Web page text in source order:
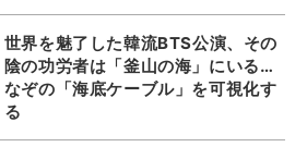
世界を魅了した韓流BTS公演、その
陰の功労者は「釜山の海」にいる…
なぞの「海底ケーブル」を可視化す
る